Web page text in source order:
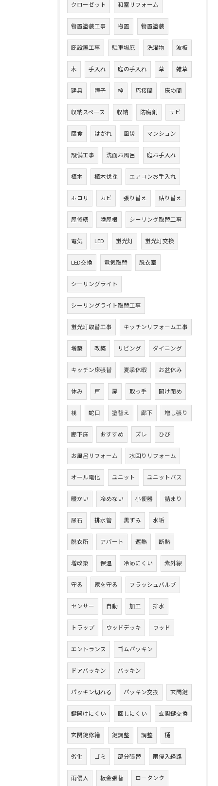
クローゼット 和室リフォーム
物置塗装工事 物置 物置塗装
庇設置工事 駐車場庇 洗濯物 波板
木 手入れ 庭の手入れ 草 雑草
建具 障子 枠 応接間 床の間
収納スペース 収納 防腐剤 サビ
腐食 はがれ 風災 マンション
設備工事 洗面お風呂 庭お手入れ
植木 植木伐採 エアコンお手入れ
ホコリ カビ 張り替え 貼り替え
屋修繕 陸屋根 シーリング取替工事
電気 LED 蛍光灯 蛍光灯交換
LED交換 電気取替 脱衣室
シーリングライト
シーリングライト取替工事
蛍光灯取替工事 キッチンリフォーム工事
増築 改築 リビング ダイニング
キッチン床張替 夏季休暇 お盆休み
休み 戸 扉 取っ手 開け閉め
桟 蛇口 塗替え 廊下 増し張り
廊下床 おすすめ ズレ ひび
お風呂リフォーム 水回りリフォーム
オール電化 ユニット ユニットバス
暖かい 冷めない 小便器 詰まり
尿石 排水管 黒ずみ 水垢
脱衣所 アパート 遮熱 断熱
増改築 保温 冷めにくい 紫外線
守る 家を守る フラッシュバルブ
センサー 自動 加工 排水
トラップ ウッドデッキ ウッド
エントランス ゴムパッキン
ドアパッキン パッキン
パッキン切れる パッキン交換 玄関鍵
鍵開けにくい 回しにくい 玄関鍵交換
玄関鍵修繕 鍵調整 調整 樋
劣化 ゴミ 部分張替 雨侵入経路
雨侵入 板金張替 ロータンク